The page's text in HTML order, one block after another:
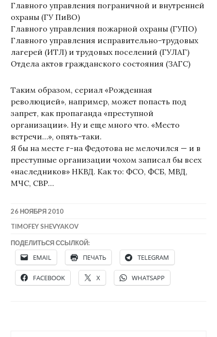
Главного управления пограничной и внутренней
охраны (ГУ ПиВО)
Главного управления пожарной охраны (ГУПО)
Главного управления исправительно-трудовых
лагерей (ИТЛ) и трудовых поселений (ГУЛАГ)
Отдела актов гражданского состояния (ЗАГС)
Таким образом, сериал «Рожденная
революцией», например, может попасть под
запрет, как пропаганда «преступной
организации». Ну и еще много что. «Место
встречи…», опять-таки.
Я бы на месте г-на Федотова не мелочился — и в
преступные организации чохом записал бы всех
«наследников» НКВД. Как то: ФСО, ФСБ, МВД,
МЧС, СВР…
26 НОЯБРЯ 2010
TIMOFEY SHEVYAKOV
ПОДЕЛИТЬСЯ ССЫЛКОЙ:
EMAIL ПЕЧАТЬ TELEGRAM
FACEBOOK X WHATSAPP